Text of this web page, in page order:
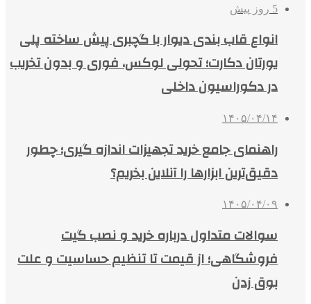
5 روز پیش
انواع قاب بندی دیوار با گچبری پیش ساخته پلی
یورتان دکارت؛ تحولی لوکس، فوری و بدون تخریب
در دکوراسیون داخلی
۱۴۰۵/۰۴/۱۴
راهنمای جامع خرید تجهیزات اندازه گیری؛ چطور
دقیق‌ترین ابزارها را آنلاین بخریم؟
۱۴۰۵/۰۴/۰۹
سوالات متداول درباره خرید و نصب گیت
فروشگاهی؛ از قیمت تا تنظیم حساسیت و علت
بوق زدن